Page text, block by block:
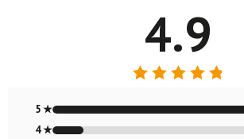
4.9
4.88/ 5
5 ★
4 ★